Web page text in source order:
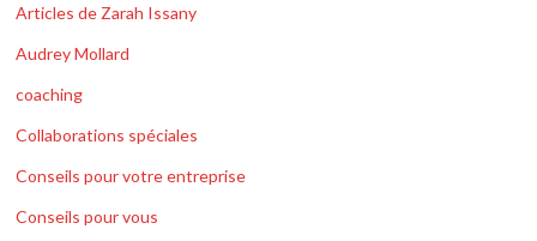
Articles de Zarah Issany
Audrey Mollard
coaching
Collaborations spéciales
Conseils pour votre entreprise
Conseils pour vous